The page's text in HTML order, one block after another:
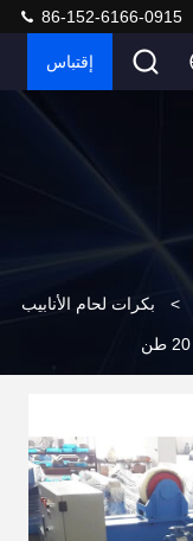
86-152-6166-0915
إقتباس
> بكرات لحام الأنابيب